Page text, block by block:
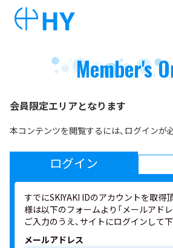
Member's
会員限定エリアとなります
本コンテンツを閲覧するには、ログインが
ログイン
すでにSKIYAKI IDのアカウントを取得
様は以下のフォームより「メールアドレ
ご入力のうえ、サイトにログインして下
メールアドレス